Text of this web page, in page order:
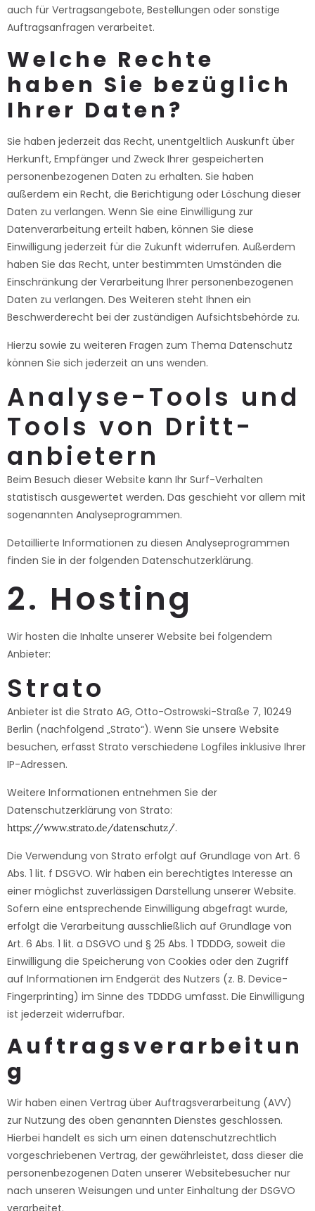
auch für Vertragsangebote, Bestellungen oder sonstige
Auftragsanfragen verarbeitet.
Welche Rechte
haben Sie bezüglich
Ihrer Daten?
Sie haben jederzeit das Recht, unentgeltlich Auskunft über
Herkunft, Empfänger und Zweck Ihrer gespeicherten
personenbezogenen Daten zu erhalten. Sie haben
außerdem ein Recht, die Berichtigung oder Löschung dieser
Daten zu verlangen. Wenn Sie eine Einwilligung zur
Datenverarbeitung erteilt haben, können Sie diese
Einwilligung jederzeit für die Zukunft widerrufen. Außerdem
haben Sie das Recht, unter bestimmten Umständen die
Einschränkung der Verarbeitung Ihrer personenbezogenen
Daten zu verlangen. Des Weiteren steht Ihnen ein
Beschwerderecht bei der zuständigen Aufsichtsbehörde zu.
Hierzu sowie zu weiteren Fragen zum Thema Datenschutz
können Sie sich jederzeit an uns wenden.
Analyse-Tools und
Tools von Dritt­
anbietern
Beim Besuch dieser Website kann Ihr Surf-Verhalten
statistisch ausgewertet werden. Das geschieht vor allem mit
sogenannten Analyseprogrammen.
Detaillierte Informationen zu diesen Analyseprogrammen
finden Sie in der folgenden Datenschutzerklärung.
2. Hosting
Wir hosten die Inhalte unserer Website bei folgendem
Anbieter:
Strato
Anbieter ist die Strato AG, Otto-Ostrowski-Straße 7, 10249
Berlin (nachfolgend „Strato“). Wenn Sie unsere Website
besuchen, erfasst Strato verschiedene Logfiles inklusive Ihrer
IP-Adressen.
Weitere Informationen entnehmen Sie der
Datenschutzerklärung von Strato:
https://www.strato.de/datenschutz/.
Die Verwendung von Strato erfolgt auf Grundlage von Art. 6
Abs. 1 lit. f DSGVO. Wir haben ein berechtigtes Interesse an
einer möglichst zuverlässigen Darstellung unserer Website.
Sofern eine entsprechende Einwilligung abgefragt wurde,
erfolgt die Verarbeitung ausschließlich auf Grundlage von
Art. 6 Abs. 1 lit. a DSGVO und § 25 Abs. 1 TDDDG, soweit die
Einwilligung die Speicherung von Cookies oder den Zugriff
auf Informationen im Endgerät des Nutzers (z. B. Device-
Fingerprinting) im Sinne des TDDDG umfasst. Die Einwilligung
ist jederzeit widerrufbar.
Auftragsverarbeitun
g
Wir haben einen Vertrag über Auftragsverarbeitung (AVV)
zur Nutzung des oben genannten Dienstes geschlossen.
Hierbei handelt es sich um einen datenschutzrechtlich
vorgeschriebenen Vertrag, der gewährleistet, dass dieser die
personenbezogenen Daten unserer Websitebesucher nur
nach unseren Weisungen und unter Einhaltung der DSGVO
verarbeitet.